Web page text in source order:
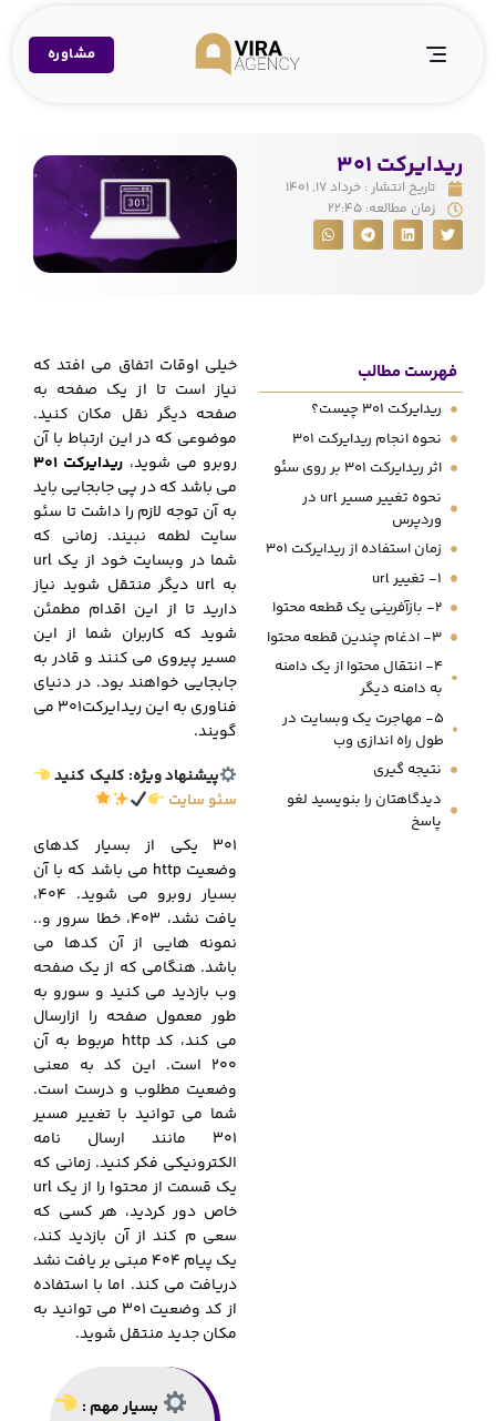
مشاوره
ریدایرکت 301
تاریخ انتشار : خرداد ۱۷, ۱۴۰۱
زمان مطالعه: ۲۲:۴۵
فهرست مطالب
ریدایرکت 301 چیست؟
نحوه انجام ریدایرکت 301
اثر ریدایرکت 301 بر روی سئو
نحوه تغییر مسیر url در
وردپرس
زمان استفاده از ریدایرکت 301
1- تغییر url
2- بازآفرینی یک قطعه محتوا
3- ادغام چندین قطعه محتوا
4- انتقال محتوا از یک دامنه
به دامنه دیگر
5- مهاجرت یک وبسایت در
طول راه اندازی وب
نتیجه گیری
دیدگاهتان را بنویسید لغو
پاسخ
خیلی اوقات اتفاق می افتد که
نیاز است تا از یک صفحه به
صفحه دیگر نقل مکان کنید.
موضوعی که در این ارتباط با آن
روبرو می شوید، ریدایرکت 301
می باشد که در پی جابجایی باید
به آن توجه لازم را داشت تا سئو
سایت لطمه نبیند. زمانی که
شما در وبسایت خود از یک url
به url دیگر منتقل شوید نیاز
دارید تا از این اقدام مطمئن
شوید که کاربران شما از این
مسیر پیروی می کنند و قادر به
جابجایی خواهند بود. در دنیای
فناوری به این ریدایرکت301 می
گویند.
پیشنهاد ویژه: کلیک کنید
سئو سایت
301 یکی از بسیار کدهای
وضعیت http می باشد که با آن
بسیار روبرو می شوید. 404،
یافت نشد، 403، خطا سرور و..
نمونه هایی از آن کدها می
باشد. هنگامی که از یک صفحه
وب بازدید می کنید و سورو به
طور معمول صفحه را ازارسال
می کند، کد http مربوط به آن
200 است. این کد به معنی
وضعیت مطلوب و درست است.
شما می توانید با تغییر مسیر
301 مانند ارسال نامه
الکترونیکی فکر کنید. زمانی که
یک قسمت از محتوا را از یک url
خاص دور کردید، هر کسی که
سعی م کند از آن بازدید کند،
یک پیام 404 مبنی بر یافت نشد
دریافت می کند. اما با استفاده
از کد وضعیت 301 می توانید به
مکان جدید منتقل شوید.
بسیار مهم :